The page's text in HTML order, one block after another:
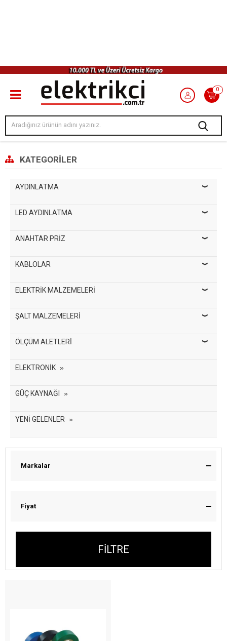
0
KATEGORILER
AYDINLATMA
LED AYDINLATMA
ANAHTAR PRİZ
KABLOLAR
ELEKTRİK MALZEMELERİ
ŞALT MALZEMELERİ
ÖLÇÜM ALETLERİ
ELEKTRONİK
GÜÇ KAYNAĞI
YENİ GELENLER
Markalar
Fiyat
FILTRE